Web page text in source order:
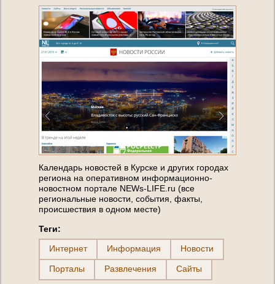
Календарь новостей в Курске и других городах
региона на оперативном информационно-
новостном портале NEWs-LIFE.ru (все
региональные новости, события, факты,
происшествия в одном месте)
Теги:
Интернет
Информация Новости
Порталы Развлечения Сайты